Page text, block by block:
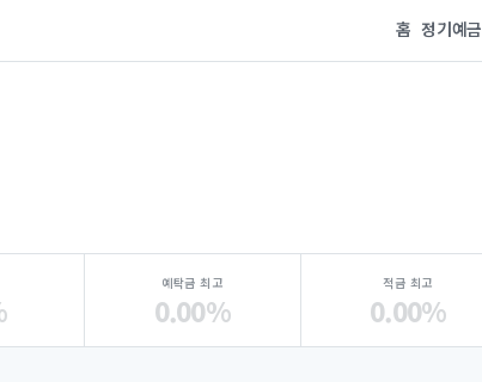
홈 정기예금
예탁금 최고
0.00%
적금 최고
0.00%